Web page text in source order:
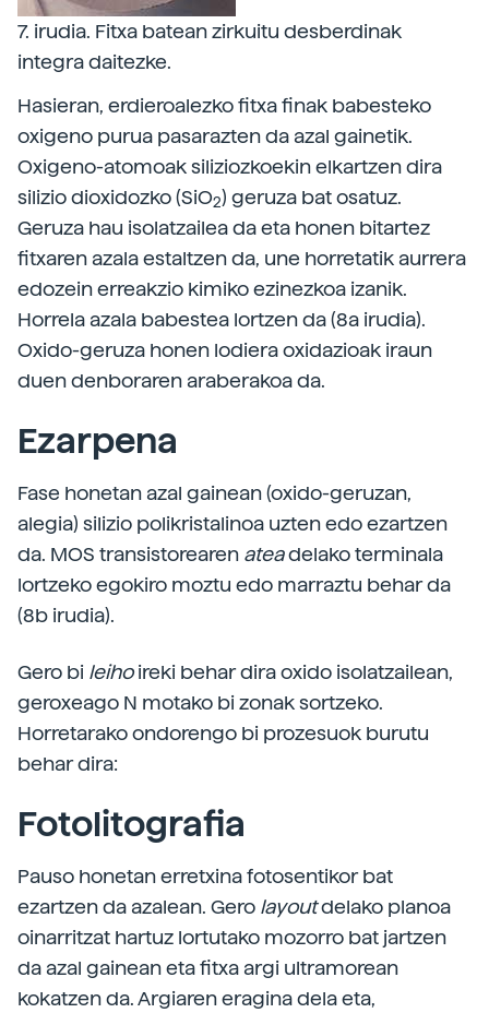
7. irudia. Fitxa batean zirkuitu desberdinak
integra daitezke.
Hasieran, erdieroalezko fitxa finak babesteko
oxigeno purua pasarazten da azal gainetik.
Oxigeno-atomoak siliziozkoekin elkartzen dira
silizio dioxidozko (SiO2) geruza bat osatuz.
Geruza hau isolatzailea da eta honen bitartez
fitxaren azala estaltzen da, une horretatik aurrera
edozein erreakzio kimiko ezinezkoa izanik.
Horrela azala babestea lortzen da (8a irudia).
Oxido-geruza honen lodiera oxidazioak iraun
duen denboraren araberakoa da.
Ezarpena
Fase honetan azal gainean (oxido-geruzan,
alegia) silizio polikristalinoa uzten edo ezartzen
da. MOS transistorearen ateadelako terminala
lortzeko egokiro moztu edo marraztu behar da
(8b irudia).
Gero bi leihoireki behar dira oxido isolatzailean,
geroxeago N motako bi zonak sortzeko.
Horretarako ondorengo bi prozesuok burutu
behar dira:
Fotolitografia
Pauso honetan erretxina fotosentikor bat
ezartzen da azalean. Gero layoutdelako planoa
oinarritzat hartuz lortutako mozorro bat jartzen
da azal gainean eta fitxa argi ultramorean
kokatzen da. Argiaren eragina dela eta,